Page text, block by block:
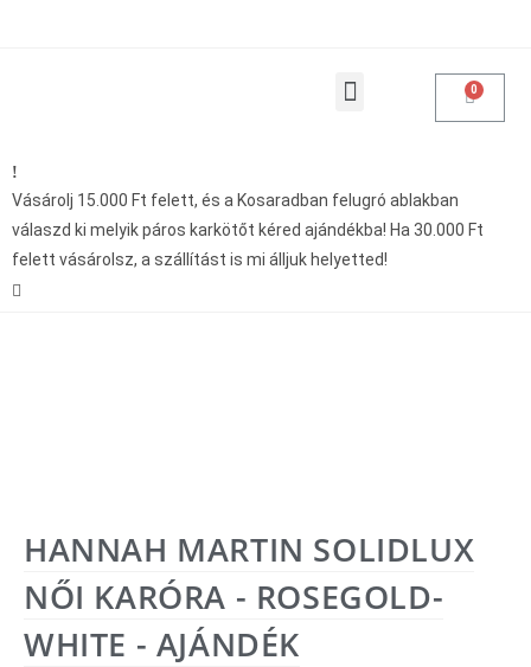
Vásárolj 15.000 Ft felett, és a Kosaradban felugró ablakban
válaszd ki melyik páros karkötőt kéred ajándékba! Ha 30.000 Ft
felett vásárolsz, a szállítást is mi álljuk helyetted!
HANNAH MARTIN SOLIDLUX
NŐI KARÓRA - ROSEGOLD-
WHITE - AJÁNDÉK